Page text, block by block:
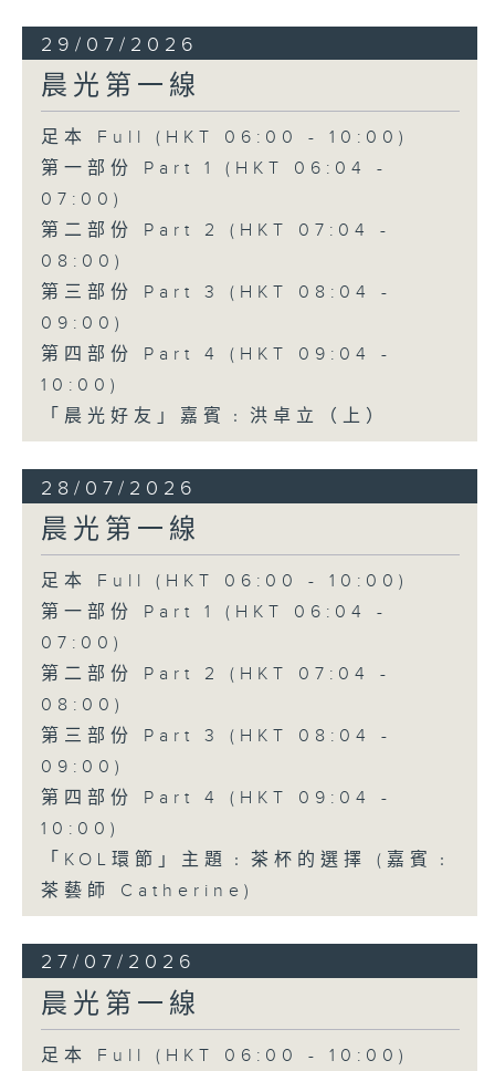
29/07/2026
晨光第一線
足本 Full (HKT 06:00 - 10:00)
第一部份 Part 1 (HKT 06:04 -
07:00)
第二部份 Part 2 (HKT 07:04 -
08:00)
第三部份 Part 3 (HKT 08:04 -
09:00)
第四部份 Part 4 (HKT 09:04 -
10:00)
「晨光好友」嘉賓﹕洪卓立（上）
28/07/2026
晨光第一線
足本 Full (HKT 06:00 - 10:00)
第一部份 Part 1 (HKT 06:04 -
07:00)
第二部份 Part 2 (HKT 07:04 -
08:00)
第三部份 Part 3 (HKT 08:04 -
09:00)
第四部份 Part 4 (HKT 09:04 -
10:00)
「KOL環節」主題﹕茶杯的選擇 (嘉賓﹕
茶藝師 Catherine)
27/07/2026
晨光第一線
足本 Full (HKT 06:00 - 10:00)